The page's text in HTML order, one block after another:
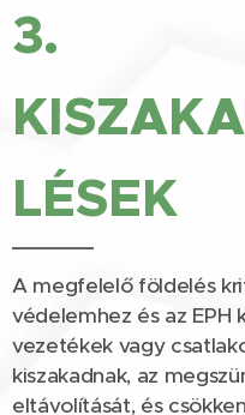
3.
LÉSEK
A megfelelő földelés
védelemhez és az EPH
vezetékek vagy
kiszakadnak, az
eltávolítását, és